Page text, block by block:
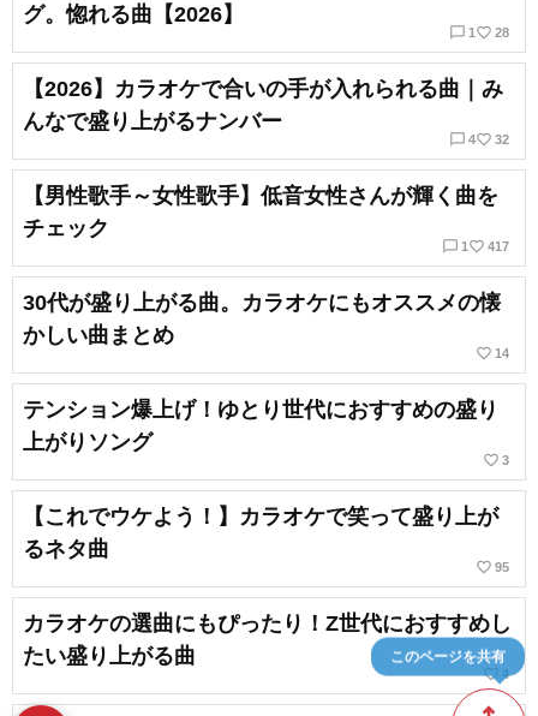
グ。惚れる曲【2026】
chat_bubble_outline 1 favorite_border 28
【2026】カラオケで合いの手が入れられる曲｜み
んなで盛り上がるナンバー
chat_bubble_outline 4favorite_border 32
【男性歌手～女性歌手】低音女性さんが輝く曲を
チェック
chat_bubble_outline 1 favorite_border 417
30代が盛り上がる曲。カラオケにもオススメの懐
かしい曲まとめ
favorite_border 14
テンション爆上げ！ゆとり世代におすすめの盛り
上がりソング
favorite_border 3
【これでウケよう！】カラオケで笑って盛り上が
るネタ曲
favorite_border 95
カラオケの選曲にもぴったり！Z世代におすすめし
たい盛り上がる曲
favorite_border 4
このページを共有